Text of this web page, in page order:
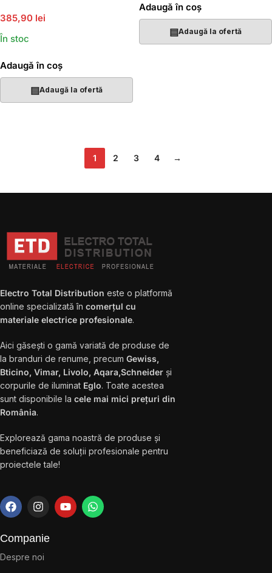
385,90 lei
În stoc
Adaugă în coș
▤Adaugă la ofertă
Adaugă în coș
▤Adaugă la ofertă
1 2 3 4 →
Electro Total Distribution este o platformă
online specializată în comerțul cu
materiale electrice profesionale.
Aici găsești o gamă variată de produse de
la branduri de renume, precum Gewiss,
Bticino, Vimar, Livolo, Aqara,Schneider și
corpurile de iluminat Eglo. Toate acestea
sunt disponibile la cele mai mici prețuri din
România.
Explorează gama noastră de produse și
beneficiază de soluții profesionale pentru
proiectele tale!
Companie
Despre noi